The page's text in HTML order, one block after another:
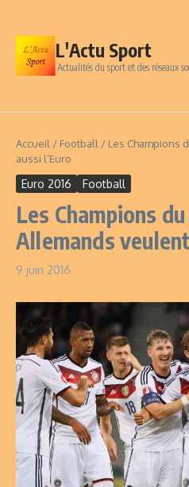
L'Actu Sport
Actualités du sport et des réseaux
Accueil / Football / Les Champions
aussi l’Euro
Euro 2016 Football
Les Champions
Allemands
9 juin 2016